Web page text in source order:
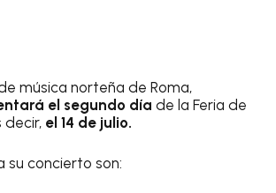
música norteña de Roma,
el segundo díade la Feria de
decir, el 14 de julio.
su concierto son: